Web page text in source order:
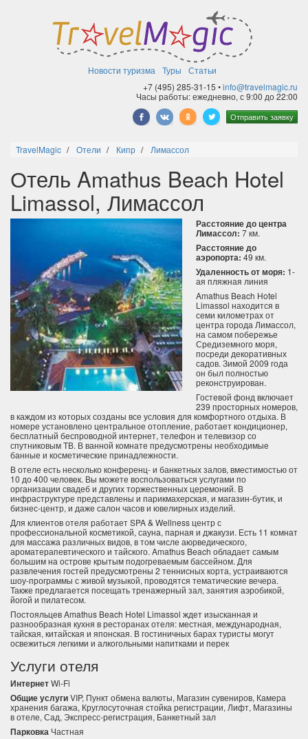
Новости туризма Туры
Статьи
+7 (495) 285-31-15 •info@travelmagic.ru
Часы работы: ежедневно, с 9:00 до 22:00
Отправить заявку
TravelMagic Отели Кипр Лимассол
Отель Amathus Beach Hotel
Limassol, Лимассол
Расстояние до центра
Лимассол: 7 км.
Расстояние до
аэропорта: 49 км.
Удаленность от моря: 1-
ая пляжная линия
Amathus Beach Hotel
Limassol находится в
семи километрах от
центра города Лимассол,
на самом побережье
Средиземного моря,
посреди декоративных
садов. Зимой 2009 года
он был полностью
реконструирован.
Гостевой фонд включает
239 просторных номеров,
в каждом из которых созданы все условия для комфортного отдыха. В
номере установлено центральное отопление, работает кондиционер,
бесплатный беспроводной интернет, телефон и телевизор со
спутниковым ТВ. В ванной комнате предусмотрены необходимые
банные и косметические принадлежности.
В отеле есть несколько конференц- и банкетных залов, вместимостью от
10 до 400 человек. Вы можете воспользоваться услугами по
организации свадеб и других торжественных церемоний. В
инфраструктуре представлены и парикмахерская, и магазин-бутик, и
бизнес-центр, и даже салон часов и ювелирных изделий.
Для клиентов отеля работает SPA & Wellness центр с
профессиональной косметикой, сауна, парная и джакузи. Есть 11 комнат
для массажа различных видов, в том числе аюрведического,
ароматерапевтического и тайского. Amathus Beach обладает самым
большим на острове крытым подогреваемым бассейном. Для
развлечения гостей предусмотрены 2 теннисных корта, устраиваются
шоу-программы с живой музыкой, проводятся тематические вечера.
Также предлагается посещать тренажерный зал, занятия аэробикой,
йогой и пилатесом.
Постояльцев Amathus Beach Hotel Limassol ждет изысканная и
разнообразная кухня в ресторанах отеля: местная, международная,
тайская, китайская и японская. В гостиничных барах туристы могут
освежиться легкими и алкогольными напитками и перек
Услуги отеля
ИнтернетWi-Fi
Общие услугиVIP, Пункт обмена валюты, Магазин сувениров, Камера
хранения багажа, Круглосуточная стойка регистрации, Лифт, Магазины
в отеле, Сад, Экспресс-регистрация, Банкетный зал
Парковка Частная